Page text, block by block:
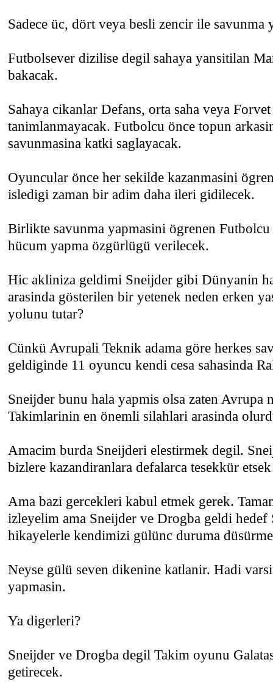
Sadece üc, dört veya besli zencir ile savunma
Futbolsever dizilise degil sahaya yansitilan
bakacak.
Sahaya cikanlar Defans, orta saha veya
tanimlanmayacak. Futbolcu önce topun
savunmasina katki saglayacak.
Oyuncular önce her sekilde kazanmasini
isledigi zaman bir adim daha ileri gidilecek.
Birlikte savunma yapmasini ögrenen
hücum yapma özgürlügü verilecek.
Hic akliniza geldimi Sneijder gibi Dünyanin
arasinda gösterilen bir yetenek neden erken
yolunu tutar?
Cünkü Avrupali Teknik adama göre herkes
geldiginde 11 oyuncu kendi cesa sahasinda
Sneijder bunu hala yapmis olsa zaten Avrupa
Takimlarinin en önemli silahlari arasinda
Amacim burda Sneijderi elestirmek degil.
bizlere kazandiranlara defalarca tesekkür
Ama bazi gercekleri kabul etmek gerek.
izleyelim ama Sneijder ve Drogba geldi
hikayelerle kendimizi gülünc duruma
Neyse gülü seven dikenine katlanir. Hadi
yapmasin.
Ya digerleri?
Sneijder ve Drogba degil Takim oyunu
getirecek.